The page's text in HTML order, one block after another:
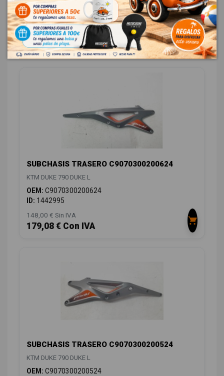
22,99 € Con IVA
CARROCERÍA TRASERA 2
SUBCHASIS TRASERO C9070300200624
KTM DUKE 790 DUKE L
OEM: C9070300200624
ID: 1442995
148,00 € Sin IVA
179,08 € Con IVA
SUBCHASIS TRASERO C9070300200524
KTM DUKE 790 DUKE L
OEM: C9070300200524